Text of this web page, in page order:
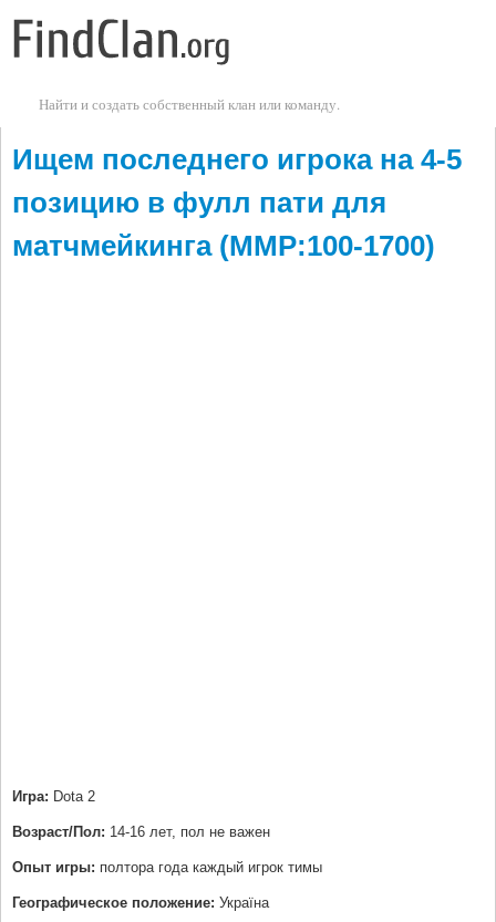
Найти и создать собственный клан или команду.
Ищем последнего игрока на 4-5
позицию в фулл пати для
матчмейкинга (ММР:100-1700)
Игра: Dota 2
Возраст/Пол: 14-16 лет, пол не важен
Опыт игры: полтора года каждый игрок тимы
Географическое положение: Україна